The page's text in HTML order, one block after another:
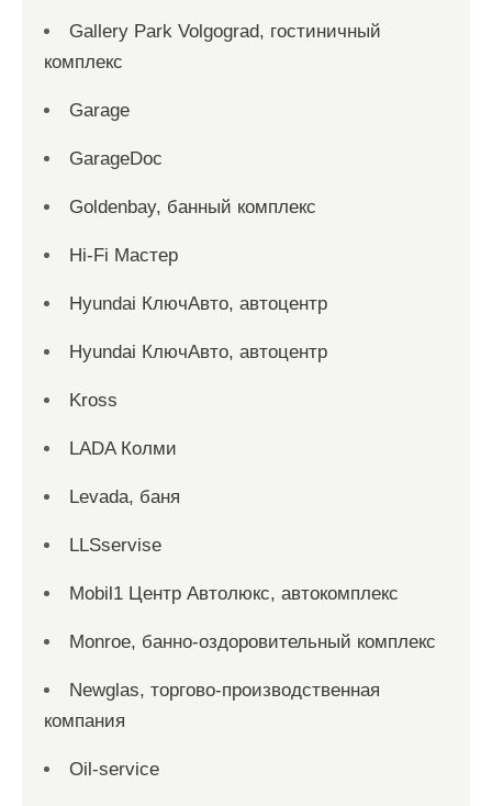
Gallery Park Volgograd, гостиничный
комплекс
Garage
GarageDoc
Goldenbay, банный комплекс
Hi-Fi Мастер
Hyundai КлючАвто, автоцентр
Hyundai КлючАвто, автоцентр
Kross
LADA Колми
Levada, баня
LLSservise
Mobil1 Центр Автолюкс, автокомплекс
Monroe, банно-оздоровительный комплекс
Newglas, торгово-производственная
компания
Oil-service